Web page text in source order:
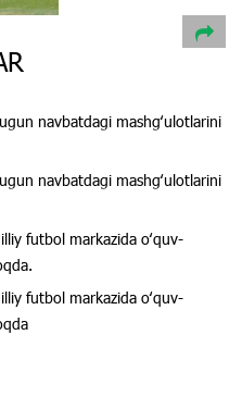
navbatdagi mashgʻulotlarini
navbatdagi mashgʻulotlarini
futbol markazida oʻquv-
futbol markazida oʻquv-